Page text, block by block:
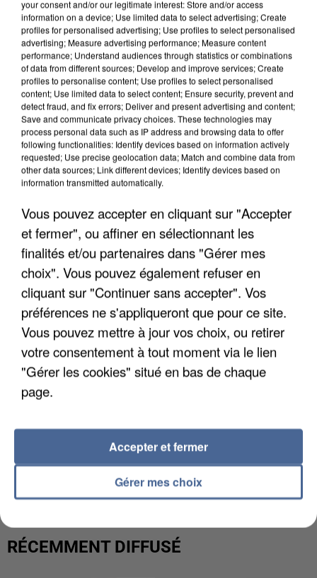
APRÈS TOUTES CES CANICULES, LES REFUGES
L’UN DES FONDATEURS SUPPOSÉS DE LA DZ
MAFIA INTERPELLÉ EN ALGÉRIE
RÉCEMMENT DIFFUSÉ
your consent and/or our legitimate interest: Store and/or access
information on a device; Use limited data to select advertising; Create
profiles for personalised advertising; Use profiles to select personalised
advertising; Measure advertising performance; Measure content
performance; Understand audiences through statistics or combinations
of data from different sources; Develop and improve services; Create
profiles to personalise content; Use profiles to select personalised
content; Use limited data to select content; Ensure security, prevent and
detect fraud, and fix errors; Deliver and present advertising and content;
Save and communicate privacy choices. These technologies may
process personal data such as IP address and browsing data to offer
following functionalities: Identify devices based on information actively
requested; Use precise geolocation data; Match and combine data from
other data sources; Link different devices; Identify devices based on
information transmitted automatically.
Vous pouvez accepter en cliquant sur "Accepter
et fermer", ou affiner en sélectionnant les
finalités et/ou partenaires dans "Gérer mes
choix". Vous pouvez également refuser en
cliquant sur "Continuer sans accepter". Vos
préférences ne s'appliqueront que pour ce site.
Vous pouvez mettre à jour vos choix, ou retirer
votre consentement à tout moment via le lien
"Gérer les cookies" situé en bas de chaque
page.
Gérer mes choix
Accepter et fermer